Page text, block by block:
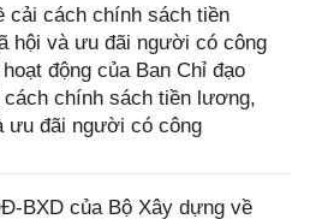
cải cách chính sách tiền
hội và ưu đãi người có công
động của Ban Chỉ đạo
chính sách tiền lương,
ưu đãi người có công
BXD của Bộ Xây dựng về